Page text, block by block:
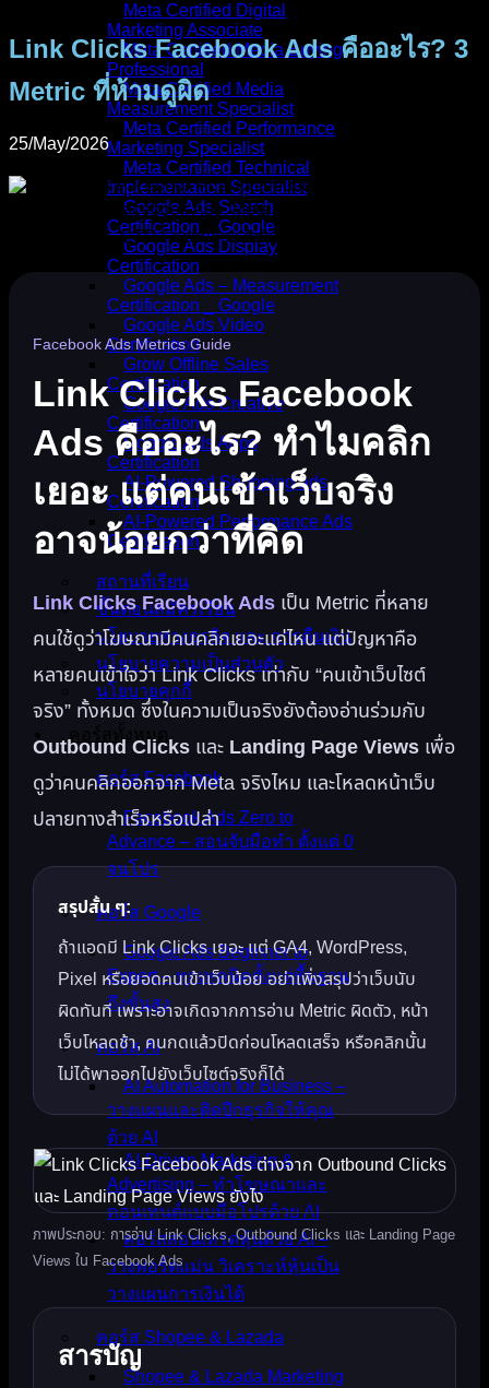
Meta Certified Digital
Marketing Associate
Meta Certified Media Buying
Professional
Meta Certified Media
Measurement Specialist
Meta Certified Performance
Marketing Specialist
Meta Certified Technical
Implementation Specialist
Google Ads Search
Certification _ Google
Google Ads Display
Certification
Google Ads – Measurement
Certification _ Google
Google Ads Video
Certification
Grow Offline Sales
Certification
Google Ads Creative
Certification
Google Ads Apps
Certification
AI-Powered Shopping ads
Certification
AI-Powered Performance Ads
Certification
สถานที่เรียน
ขั้นตอนสมัครเรียน
นโยบายทางธุรกิจ และ การคืนเงิน
นโยบายความเป็นส่วนตัว
นโยบายคุกกี้
คอร์ส Facebook
Facebook Ads Zero to
Advance – สอนจับมือทำ ตั้งแต่ 0
จนโปร
คอร์ส Google
Google Ads Beginner to
Expert – ทุกเทคนิคตั้งแต่พื้นฐาน
ถึงขั้นสูง
คอร์ส AI
AI Automation for Business –
วางแผนและติดปีกธุรกิจให้คุณ
ด้วย AI
AI-Driven Marketing &
Advertising – ทำโฆษณาและ
คอนเทนต์แบบมือโปรด้วย AI
คอร์สสอนเทรดหุ้นด้วย AI –
วางพอร์ตแม่น วิเคราะห์หุ้นเป็น
วางแผนการเงินได้
คอร์ส Shopee & Lazada
Shopee & Lazada Marketing
Link Clicks Facebook Ads คืออะไร? 3
Metric ที่ห้ามดูผิด
25/May/2026
Facebook Ads Metrics Guide
Link Clicks Facebook
Ads คืออะไร? ทำไมคลิก
เยอะ แต่คนเข้าเว็บจริง
อาจน้อยกว่าที่คิด
Link Clicks Facebook Ads เป็น Metric ที่หลาย
คนใช้ดูว่าโฆษณามีคนคลิกเยอะแค่ไหน แต่ปัญหาคือ
หลายคนเข้าใจว่า Link Clicks เท่ากับ “คนเข้าเว็บไซต์
จริง” ทั้งหมด ซึ่งในความเป็นจริงยังต้องอ่านร่วมกับ
Outbound Clicks และ Landing Page Views เพื่อ
ดูว่าคนคลิกออกจาก Meta จริงไหม และโหลดหน้าเว็บ
ปลายทางสำเร็จหรือเปล่า
สรุปสั้น ๆ:
ถ้าแอดมี Link Clicks เยอะ แต่ GA4, WordPress,
Pixel หรือยอดคนเข้าเว็บน้อย อย่าเพิ่งสรุปว่าเว็บนับ
ผิดทันที เพราะอาจเกิดจากการอ่าน Metric ผิดตัว, หน้า
เว็บโหลดช้า, คนกดแล้วปิดก่อนโหลดเสร็จ หรือคลิกนั้น
ไม่ได้พาออกไปยังเว็บไซต์จริงก็ได้
ภาพประกอบ: การอ่าน Link Clicks, Outbound Clicks และ Landing Page
Views ใน Facebook Ads
สารบัญ